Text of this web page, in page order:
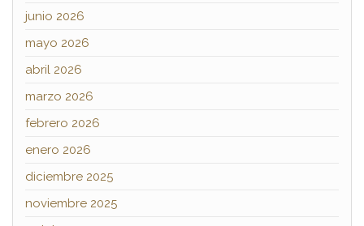
junio 2026
mayo 2026
abril 2026
marzo 2026
febrero 2026
enero 2026
diciembre 2025
noviembre 2025